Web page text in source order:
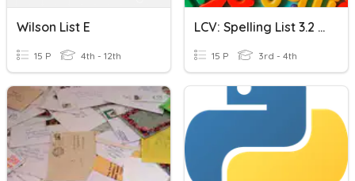
Wilson List E
15 P 4th - 12th
LCV: Spelling List 3.2 /e/
15 P 3rd - 4th